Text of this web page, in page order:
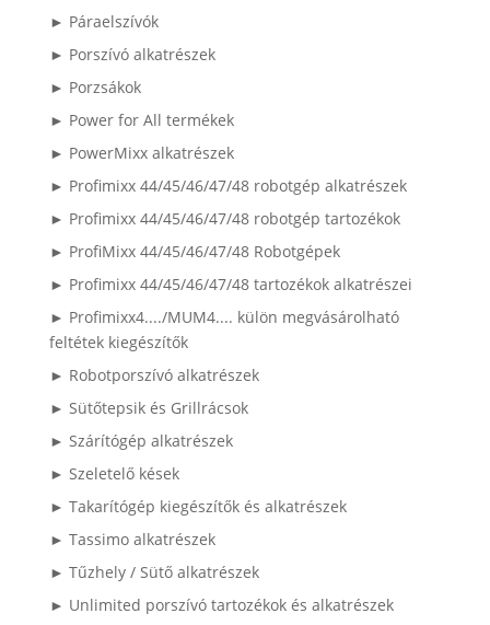
► Páraelszívók
► Porszívó alkatrészek
► Porzsákok
► Power for All termékek
► PowerMixx alkatrészek
► Profimixx 44/45/46/47/48 robotgép alkatrészek
► Profimixx 44/45/46/47/48 robotgép tartozékok
► ProfiMixx 44/45/46/47/48 Robotgépek
► Profimixx 44/45/46/47/48 tartozékok alkatrészei
► Profimixx4..../MUM4.... külön megvásárolható
feltétek kiegészítők
► Robotporszívó alkatrészek
► Sütőtepsik és Grillrácsok
► Szárítógép alkatrészek
► Szeletelő kések
► Takarítógép kiegészítők és alkatrészek
► Tassimo alkatrészek
► Tűzhely / Sütő alkatrészek
► Unlimited porszívó tartozékok és alkatrészek